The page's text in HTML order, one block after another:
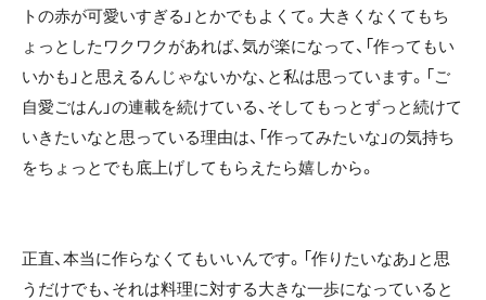
トの赤が可愛いすぎる」とかでもよくて。大きくなくてもち
ょっとしたワクワクがあれば、気が楽になって、「作ってもい
いかも」と思えるんじゃないかな、と私は思っています。「ご
自愛ごはん」の連載を続けている、そしてもっとずっと続けて
いきたいなと思っている理由は、「作ってみたいな」の気持ち
をちょっとでも底上げしてもらえたら嬉しから。
正直、本当に作らなくてもいいんです。「作りたいなあ」と思
うだけでも、それは料理に対する大きな一歩になっていると